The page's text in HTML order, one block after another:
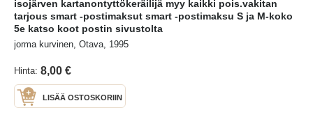
isojärven kartanontyttökeräilijä myy kaikki pois.vakitan
tarjous smart -postimaksut smart -postimaksu S ja M-koko
5e katso koot postin sivustolta
jorma kurvinen, Otava, 1995
Hinta: 8,00 €
LISÄÄ OSTOSKORIIN